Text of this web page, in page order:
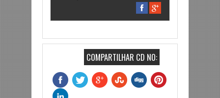
COMPARTILHAR CD NO: